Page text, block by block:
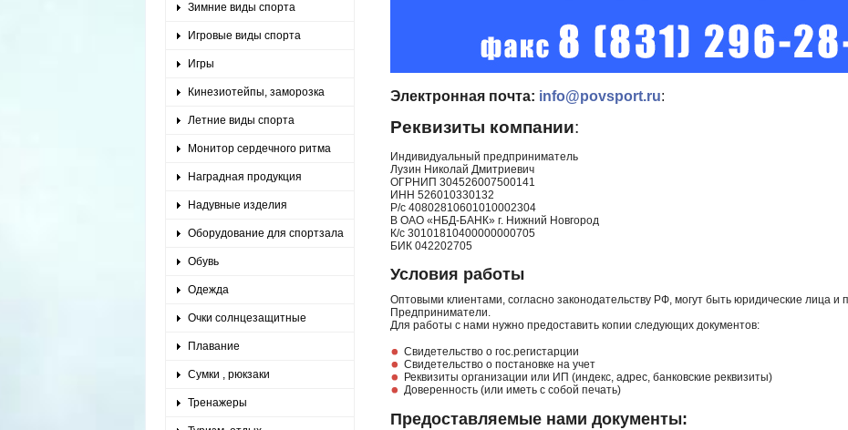
Зимние виды спорта
Игровые виды спорта
Игры
Кинезиотейпы, заморозка
Летние виды спорта
Монитор сердечного ритма
Наградная продукция
Надувные изделия
Оборудование для спортзала
Обувь
Одежда
Очки солнцезащитные
Плавание
Сумки , рюкзаки
Тренажеры
Электронная почта: info@povsport.ru:
Реквизиты компании:
Индивидуальный предприниматель
Лузин Николай Дмитриевич
ОГРНИП 304526007500141
ИНН 526010330132
Р/с 40802810601010002304
В ОАО «НБД-БАНК» г. Нижний Новгород
К/с 30101810400000000705
БИК 042202705
Условия работы
Оптовыми клиентами, согласно законодательству РФ, могут быть юридические лица
Предприниматели.
Для работы с нами нужно предоставить копии следующих документов:
Свидетельство о гос.регистарции
Свидетельство о постановке на учет
Реквизиты организации или ИП (индекс, адрес, банковские реквизиты)
Доверенность (или иметь с собой печать)
Предоставляемые нами документы: